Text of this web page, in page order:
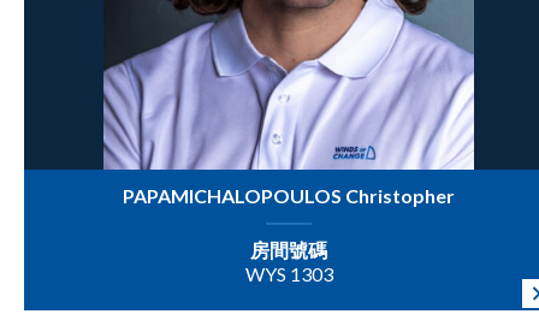
PAPAMICHALOPOULOS Christopher
房間號碼
WYS 1303